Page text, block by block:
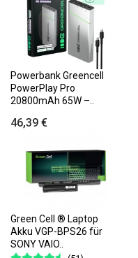
Powerbank Greencell
PowerPlay Pro
20800mAh 65W –..
46,39 €
Green Cell ® Laptop
Akku VGP-BPS26 für
SONY VAIO..